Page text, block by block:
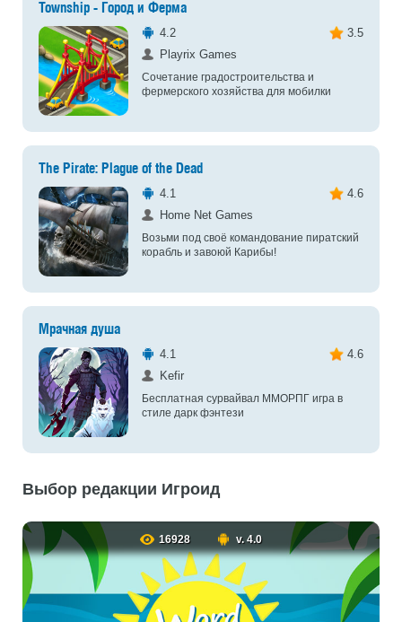
Township - Город и Ферма
4.2
3.5
Playrix Games
Сочетание градостроительства и
фермерского хозяйства для мобилки
The Pirate: Plague of the Dead
4.1
4.6
Home Net Games
Возьми под своё командование пиратский
корабль и завоюй Карибы!
Мрачная душа
4.1
4.6
Kefir
Бесплатная сурвайвал ММОРПГ игра в
стиле дарк фэнтези
Выбор редакции Игроид
16928 v. 4.0